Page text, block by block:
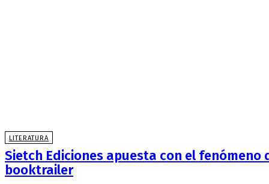
LITERATURA
Sietch Ediciones apuesta con el fenómeno
booktrailer